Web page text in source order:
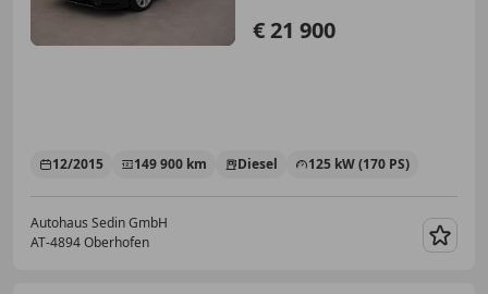
€ 21 900
12/2015 149 900 km Diesel 125 kW (170 PS)
Autohaus Sedin GmbH
AT-4894 Oberhofen